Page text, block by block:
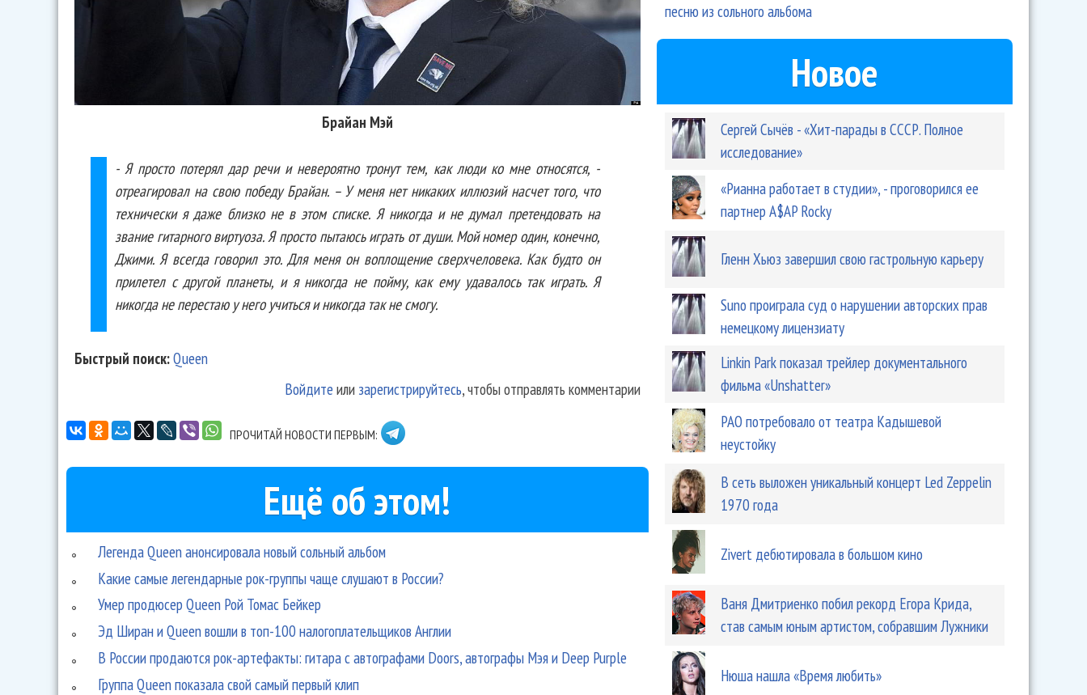
Брайан Мэй
- Я просто потерял дар речи и невероятно тронут тем, как люди ко мне относятся, -
отреагировал на свою победу Брайан. – У меня нет никаких иллюзий насчет того, что
технически я даже близко не в этом списке. Я никогда и не думал претендовать на
звание гитарного виртуоза. Я просто пытаюсь играть от души. Мой номер один, конечно,
Джими. Я всегда говорил это. Для меня он воплощение сверхчеловека. Как будто он
прилетел с другой планеты, и я никогда не пойму, как ему удавалось так играть. Я
никогда не перестаю у него учиться и никогда так не смогу.
Быстрый поиск:Queen
Войдите или зарегистрируйтесь, чтобы отправлять комментарии
ПРОЧИТАЙ НОВОСТИ ПЕРВЫМ:
Ещё об этом!
Легенда Queen анонсировала новый сольный альбом
Какие самые легендарные рок-группы чаще слушают в России?
Умер продюсер Queen Рой Томас Бейкер
Эд Ширан и Queen вошли в топ-100 налогоплательщиков Англии
В России продаются рок-артефакты: гитара с автографами Doors, автографы Мэя и Deep Purple
Группа Queen показала свой самый первый клип
песню из сольного альбома
Новое
Сергей Сычёв - «Хит-парады в СССР. Полное
исследование»
«Рианна работает в студии», - проговорился ее
партнер A$AP Rocky
Гленн Хьюз завершил свою гастрольную карьеру
Suno проиграла суд о нарушении авторских прав
немецкому лицензиату
Linkin Park показал трейлер документального
фильма «Unshatter»
РАО потребовало от театра Кадышевой
неустойку
В сеть выложен уникальный концерт Led Zeppelin
1970 года
Zivert дебютировала в большом кино
Ваня Дмитриенко побил рекорд Егора Крида,
став самым юным артистом, собравшим Лужники
Нюша нашла «Время любить»